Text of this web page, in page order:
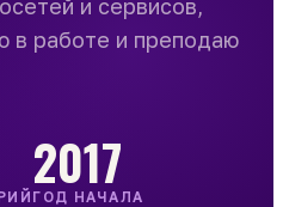
и сервисов,
в работе и преподаю
2017
ГОД НАЧАЛА